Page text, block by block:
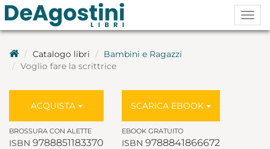
Catalogo libri
Bambini e Ragazzi
Voglio fare la scrittrice
ACQUISTA
BROSSURA CON ALETTE
ISBN 9788851183370
SCARICA EBOOK
EBOOK GRATUITO
ISBN 9788841866672